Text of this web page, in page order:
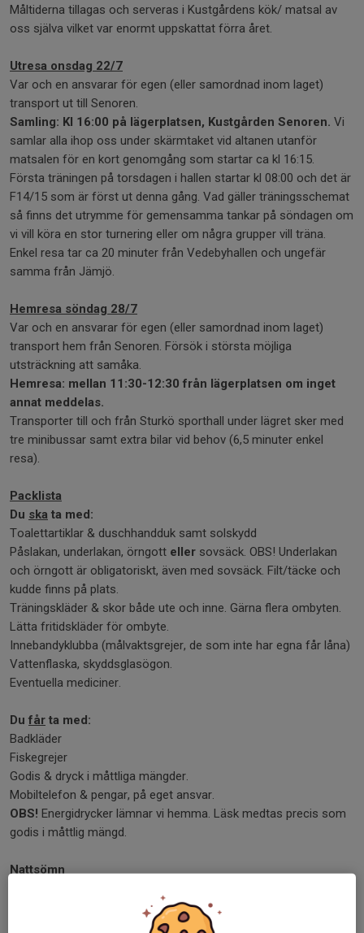
Måltiderna tillagas och serveras i Kustgårdens kök/ matsal av
oss själva vilket var enormt uppskattat förra året.
Utresa onsdag 22/7
Var och en ansvarar för egen (eller samordnad inom laget)
transport ut till Senoren.
Samling: Kl 16:00 på lägerplatsen, Kustgården Senoren. Vi
samlar alla ihop oss under skärmtaket vid altanen utanför
matsalen för en kort genomgång som startar ca kl 16:15.
Första träningen på torsdagen i hallen startar kl 08:00 och det är
F14/15 som är först ut denna gång. Vad gäller träningsschemat
så finns det utrymme för gemensamma tankar på söndagen om
vi vill köra en stor turnering eller om några grupper vill träna.
Enkel resa tar ca 20 minuter från Vedebyhallen och ungefär
samma från Jämjö.
Hemresa söndag 28/7
Var och en ansvarar för egen (eller samordnad inom laget)
transport hem från Senoren. Försök i största möjliga
utsträckning att samåka.
Hemresa: mellan 11:30-12:30 från lägerplatsen om inget
annat meddelas.
Transporter till och från Sturkö sporthall under lägret sker med
tre minibussar samt extra bilar vid behov (6,5 minuter enkel
resa).
Packlista
Du ska ta med:
Toalettartiklar & duschhandduk samt solskydd
Påslakan, underlakan, örngott eller sovsäck. OBS! Underlakan
och örngott är obligatoriskt, även med sovsäck. Filt/täcke och
kudde finns på plats.
Träningskläder & skor både ute och inne. Gärna flera ombyten.
Lätta fritidskläder för ombyte.
Innebandyklubba (målvaktsgrejer, de som inte har egna får låna)
Vattenflaska, skyddsglasögon.
Eventuella mediciner.
Du får ta med:
Badkläder
Fiskegrejer
Godis & dryck i måttliga mängder.
Mobiltelefon & pengar, på eget ansvar.
OBS! Energidrycker lämnar vi hemma. Läsk medtas precis som
godis i måttlig mängd.
Nattsömn
den sömn de behöver. Vi kommer att sätta läggtiden efter det
och övervaka att det inte blir ett överdrivet surrande i rummen.